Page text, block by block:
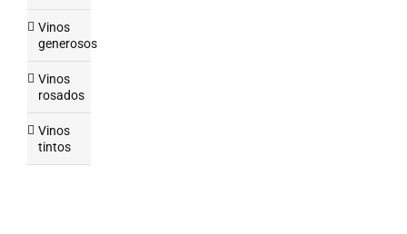
Vinos
generosos
Vinos
rosados
Vinos
tintos